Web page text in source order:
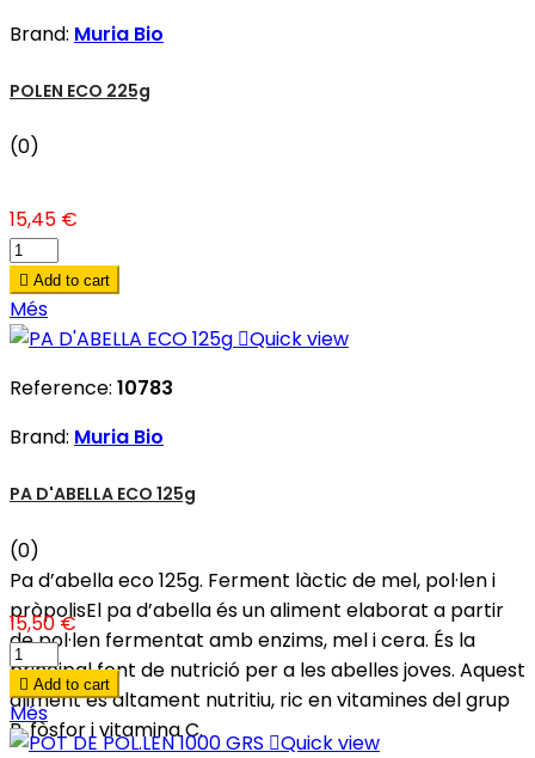
Brand: Muria Bio
POLEN ECO 225g
(0)
15,45 €
 Add to cart
Més
Quick view
Reference: 10783
Brand: Muria Bio
PA D'ABELLA ECO 125g
(0)
Pa d’abella eco 125g. Ferment làctic de mel, pol·len i
pròpolisEl pa d’abella és un aliment elaborat a partir
de pol·len fermentat amb enzims, mel i cera. És la
principal font de nutrició per a les abelles joves. Aquest
aliment és altament nutritiu, ric en vitamines del grup
B, fòsfor i vitamina C.
15,50 €
 Add to cart
Més
Quick view